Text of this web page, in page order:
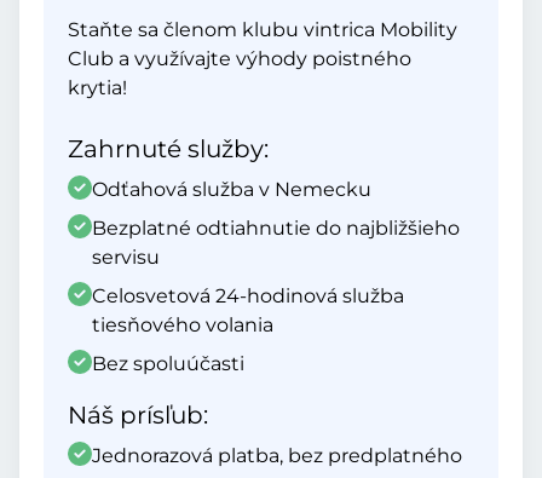
Staňte sa členom klubu vintrica Mobility
Club a využívajte výhody poistného
krytia!
Zahrnuté služby:
Odťahová služba v Nemecku
Bezplatné odtiahnutie do najbližšieho
servisu
Celosvetová 24-hodinová služba
tiesňového volania
Bez spoluúčasti
Náš prísľub:
Jednorazová platba, bez predplatného